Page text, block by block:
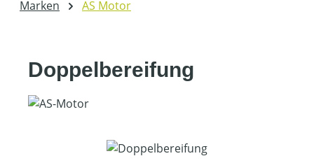
Marken AS Motor
Doppelbereifung
Bildergalerie überspringen